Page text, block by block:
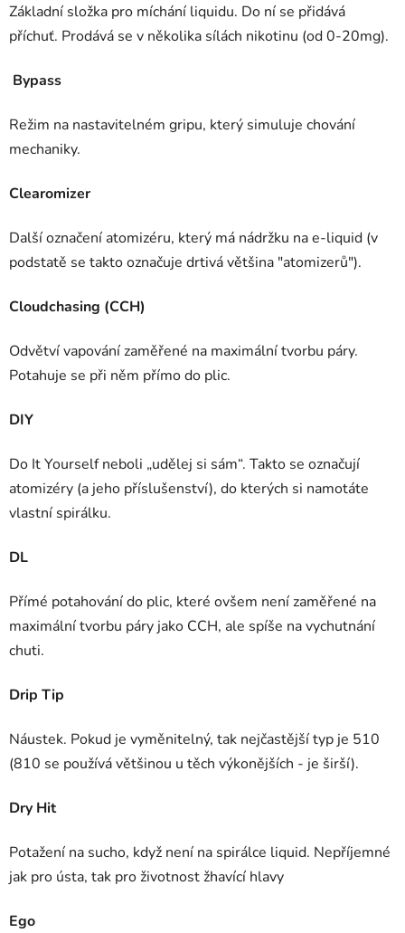
Základní složka pro míchání liquidu. Do ní se přidává
příchuť. Prodává se v několika sílách nikotinu (od 0-20mg).
Bypass
Režim na nastavitelném gripu, který simuluje chování
mechaniky.
Clearomizer
Další označení atomizéru, který má nádržku na e-liquid (v
podstatě se takto označuje drtivá většina "atomizerů").
Cloudchasing (CCH)
Odvětví vapování zaměřené na maximální tvorbu páry.
Potahuje se při něm přímo do plic.
DIY
Do It Yourself neboli „udělej si sám“. Takto se označují
atomizéry (a jeho příslušenství), do kterých si namotáte
vlastní spirálku.
DL
Přímé potahování do plic, které ovšem není zaměřené na
maximální tvorbu páry jako CCH, ale spíše na vychutnání
chuti.
Drip Tip
Náustek. Pokud je vyměnitelný, tak nejčastější typ je 510
(810 se používá většinou u těch výkonějších - je širší).
Dry Hit
Potažení na sucho, když není na spirálce liquid. Nepříjemné
jak pro ústa, tak pro životnost žhavící hlavy
Ego